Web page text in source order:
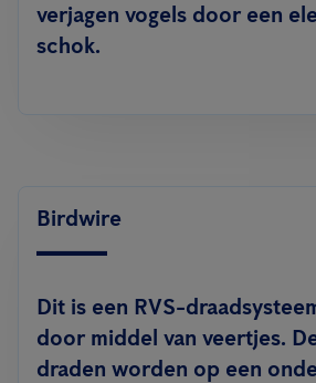
verjagen vogels door een
schok.
Birdwire
Dit is een RVS-
door middel van veertjes.
draden worden op een